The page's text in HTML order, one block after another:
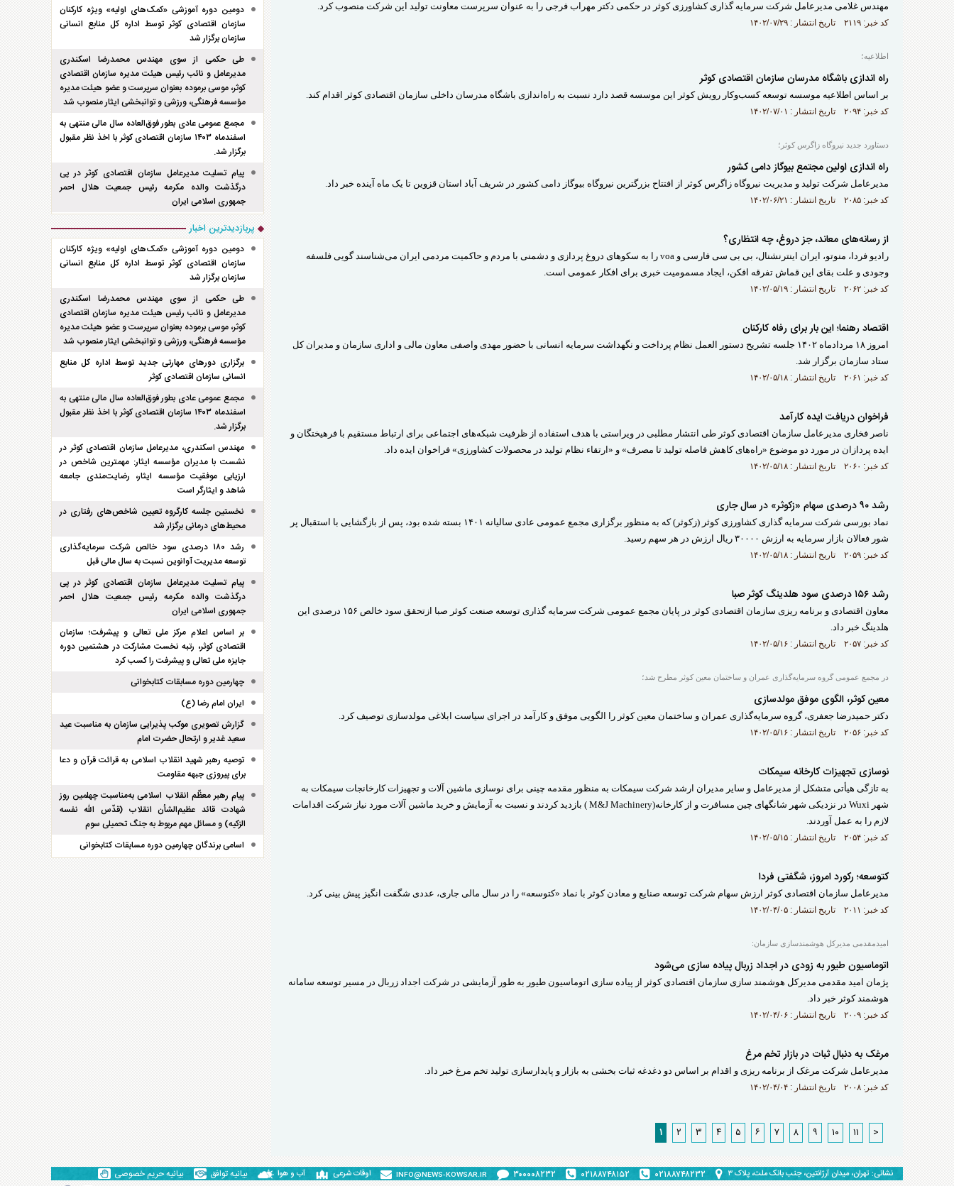
مهندس غلامی مدیرعامل شرکت سرمایه گذاری کشاورزی کوثر در حکمی دکتر مهراب فرجی را به عنوان سرپرست معاونت تولید این شرکت منصوب کرد.
کد خبر: ۲۱۱۹ تاریخ انتشار : ۱۴۰۲/۰۷/۲۹
اطلاعیه؛
راه اندازی باشگاه مدرسان سازمان اقتصادی کوثر
بر اساس اطلاعیه موسسه توسعه کسب‌وکار رویش کوثر این موسسه قصد دارد نسبت به راه‌اندازی باشگاه مدرسان داخلی سازمان اقتصادی کوثر اقدام کند.
کد خبر: ۲۰۹۴ تاریخ انتشار : ۱۴۰۲/۰۷/۰۱
دستاورد جدید نیروگاه زاگرس کوثر؛
راه اندازی اولین مجتمع بیوگاز دامی کشور
مدیرعامل شرکت تولید و مدیریت نیروگاه زاگرس کوثر از افتتاح بزرگترین نیروگاه بیوگاز دامی کشور در شریف آباد استان قزوین تا یک ماه آینده خبر داد.
کد خبر: ۲۰۸۵ تاریخ انتشار : ۱۴۰۲/۰۶/۲۱
از رسانه‌های معاند، جز دروغ، چه انتظاری؟
رادیو فردا، منوتو، ایران اینترنشنال، بی بی سی فارسی و voa را به سکو‌های دروغ پردازی و دشمنی با مردم و حاکمیت مردمی ایران می‌شناسند گویی فلسفه
وجودی و علت بقای این قماش تفرقه افکن، ایجاد مسمومیت خبری برای افکار عمومی است.
کد خبر: ۲۰۶۲ تاریخ انتشار : ۱۴۰۲/۰۵/۱۹
اقتصاد رهنما؛ این بار برای رفاه کارکنان
امروز ۱۸ مردادماه ۱۴۰۲ جلسه تشریح دستور العمل نظام پرداخت و نگهداشت سرمایه انسانی با حضور مهدی واصفی معاون مالی و اداری سازمان و مدیران کل
ستاد سازمان برگزار شد.
کد خبر: ۲۰۶۱ تاریخ انتشار : ۱۴۰۲/۰۵/۱۸
فراخوان دریافت ایده کارآمد
ناصر فخاری مدیرعامل سازمان اقتصادی کوثر طی انتشار مطلبی در ویراستی با هدف استفاده از ظرفیت شبکه‌های اجتماعی برای ارتباط مستقیم با فرهیختگان و
ایده پردازان در مورد دو موضوع «راه‌های کاهش فاصله تولید تا مصرف» و «ارتقاء نظام تولید در محصولات کشاورزی» فراخوان ایده داد.
کد خبر: ۲۰۶۰ تاریخ انتشار : ۱۴۰۲/۰۵/۱۸
رشد ۹۰ درصدی سهام «زکوثر» در سال جاری
نماد بورسی شرکت سرمایه گذاری کشاورزی کوثر (زکوثر) که به منظور برگزاری مجمع عمومی عادی سالیانه ۱۴۰۱ بسته شده بود، پس از بازگشایی با استقبال پر
شور فعالان بازار سرمایه به ارزش ۳۰۰۰۰ ریال ارزش در هر سهم رسید.
کد خبر: ۲۰۵۹ تاریخ انتشار : ۱۴۰۲/۰۵/۱۸
رشد ۱۵۶ درصدی سود هلدینگ کوثر صبا
معاون اقتصادی و برنامه ریزی سازمان اقتصادی کوثر در پایان مجمع عمومی شرکت سرمایه گذاری توسعه صنعت کوثر صبا ازتحقق سود خالص ۱۵۶ درصدی این
هلدینگ خبر داد.
کد خبر: ۲۰۵۷ تاریخ انتشار : ۱۴۰۲/۰۵/۱۶
در مجمع عمومی گروه سرمایه‌گذاری عمران و ساختمان معین کوثر مطرح شد؛
معین کوثر، الگوی موفق مولدسازی
دکتر حمیدرضا جعفری، گروه سرمایه‌گذاری عمران و ساختمان معین کوثر را الگویی موفق و کارآمد در اجرای سیاست ابلاغی مولدسازی توصیف کرد.
کد خبر: ۲۰۵۶ تاریخ انتشار : ۱۴۰۲/۰۵/۱۶
نوسازی تجهیزات کارخانه سیمکات
به تازگی هیأتی متشکل از مدیرعامل و سایر مدیران ارشد شرکت سیمکات به منظور مقدمه چینی برای نوسازی ماشین آلات و تجهیزات کارخانجات سیمکات به
شهر Wuxi در نزدیکی شهر شانگهای چین مسافرت و از کارخانه(M&J Machinery ) بازدید کردند و نسبت به آزمایش و خرید ماشین آلات مورد نیاز شرکت اقدامات
لازم را به عمل آوردند.
کد خبر: ۲۰۵۴ تاریخ انتشار : ۱۴۰۲/۰۵/۱۵
کتوسعه؛ رکورد امروز، شگفتی فردا
مدیرعامل سازمان اقتصادی کوثر ارزش سهام شرکت توسعه صنایع و معادن کوثر با نماد «کتوسعه» را در سال مالی جاری، عددی شگفت انگیز پیش بینی کرد.
کد خبر: ۲۰۱۱ تاریخ انتشار : ۱۴۰۲/۰۴/۰۵
امیدمقدمی مدیرکل هوشمندسازی سازمان:
اتوماسیون طیور به زودی در اجداد زربال پیاده سازی می‌شود
پژمان امید مقدمی مدیرکل هوشمند سازی سازمان اقتصادی کوثر از پیاده سازی اتوماسیون طیور به طور آزمایشی در شرکت اجداد زربال در مسیر توسعه سامانه
هوشمند کوثر خبر داد.
کد خبر: ۲۰۰۹ تاریخ انتشار : ۱۴۰۲/۰۴/۰۶
مرغک به دنبال ثبات در بازار تخم مرغ
مدیرعامل شرکت مرغک از برنامه ریزی و اقدام بر اساس دو دغدغه ثبات بخشی به بازار و پایدارسازی تولید تخم مرغ خبر داد.
کد خبر: ۲۰۰۸ تاریخ انتشار : ۱۴۰۲/۰۴/۰۴
۱ ۲ ۳ ۴ ۵ ۶ ۷ ۸ ۹ ۱۰ ۱۱ >
دومین دوره آموزشی «کمک‌های اولیه» ویژه کارکنان
سازمان اقتصادی کوثر توسط اداره کل منابع انسانی
سازمان برگزار شد
طی حکمی از سوی مهندس محمدرضا اسکندری
مدیرعامل و نائب رئیس هیئت مدیره سازمان اقتصادی
کوثر، موسی برموده بعنوان سرپرست و عضو هیئت مدیره
مؤسسه فرهنگی، ورزشی و توانبخشی ایثار منصوب شد
مجمع عمومی عادی بطور فوق‌العاده سال مالی منتهی به
اسفند‌ماه ۱۴۰۳ سازمان اقتصادی کوثر با اخذ نظر مقبول
برگزار شد.
پیام تسلیت مدیرعامل سازمان اقتصادی کوثر در پی
درگذشت والده مکرمه رئیس جمعیت هلال احمر
جمهوری اسلامی ایران
پربازدیدترین اخبار
دومین دوره آموزشی «کمک‌های اولیه» ویژه کارکنان
سازمان اقتصادی کوثر توسط اداره کل منابع انسانی
سازمان برگزار شد
طی حکمی از سوی مهندس محمدرضا اسکندری
مدیرعامل و نائب رئیس هیئت مدیره سازمان اقتصادی
کوثر، موسی برموده بعنوان سرپرست و عضو هیئت مدیره
مؤسسه فرهنگی، ورزشی و توانبخشی ایثار منصوب شد
برگزاری دور‌های مهارتی جدید توسط اداره کل منابع
انسانی سازمان اقتصادی کوثر
مجمع عمومی عادی بطور فوق‌العاده سال مالی منتهی به
اسفند‌ماه ۱۴۰۳ سازمان اقتصادی کوثر با اخذ نظر مقبول
برگزار شد.
مهندس اسکندری، مدیرعامل سازمان اقتصادی کوثر در
نشست با مدیران مؤسسه ایثار: مهمترین شاخص در
ارزیابی موفقیت مؤسسه ایثار، رضایت‌مندی جامعه
شاهد و ایثارگر است
نخستین جلسه کارگروه تعیین شاخص‌های رفتاری در
محیط‌های درمانی برگزار شد
رشد ۱۸۰ درصدی سود خالص شرکت سرمایه‌گذاری
توسعه مدیریت آوانوین نسبت به سال مالی قبل
پیام تسلیت مدیرعامل سازمان اقتصادی کوثر در پی
درگذشت والده مکرمه رئیس جمعیت هلال احمر
جمهوری اسلامی ایران
بر اساس اعلام مرکز ملی تعالی و پیشرفت؛ سازمان
اقتصادی کوثر، رتبه نخست مشارکت در هشتمین دوره
جایزه ملی تعالی و پیشرفت را کسب کرد
چهارمین دوره مسابقات کتابخوانی
ایران امام رضا (ع)
گزارش تصویری موکب پذیرایی سازمان به مناسبت عید
سعید غدیر و ارتحال حضرت امام
توصیه رهبر شهید انقلاب اسلامی به قرائت قرآن و دعا
برای پیروزی جبهه مقاومت
پیام رهبر معظّم انقلاب اسلامی به‌مناسبت چهلمین روز
شهادت قائد عظیم‌الشأن انقلاب (قدّس الله نفسه
الزکیه) و مسائل مهم مربوط به جنگ تحمیلی سوم
اسامی برندگان چهارمین دوره مسابقات کتابخوانی
نشانی: تهران، میدان آرژانتین، جنب بانک ملت، پلاک ۳ ۰۲۱۸۸۷۴۸۲۳۲ ۰۲۱۸۸۷۴۸۱۵۲ ۳۰۰۰۰۸۲۳۲ INFO@NEWS-KOWSAR.IR اوقات شرعی آب و هوا بیانیه توافق
بیانیه حریم خصوصی